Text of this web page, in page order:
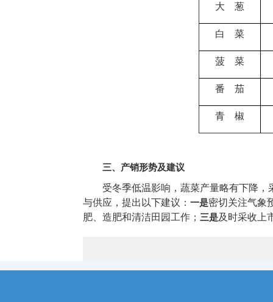
大 葱
白 菜
菠 菜
番 茄
青 椒
三、产销形势及建议
受冬季低温影响，蔬菜产量略有下降
与供应，提出以下建议： 一是密切关注气象
肥、造肥和清洁田园工作； 三是及时采收上